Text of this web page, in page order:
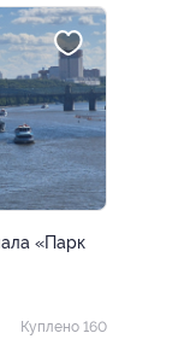
«Парк
Куплено 160